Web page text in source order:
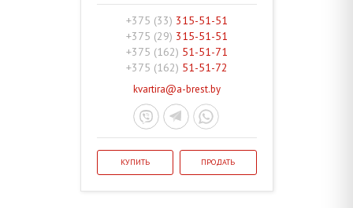
+375 (33) 315-51-51
+375 (29) 315-51-51
+375 (162) 51-51-71
+375 (162) 51-51-72
kvartira@a-brest.by
КУПИТЬ ПРОДАТЬ